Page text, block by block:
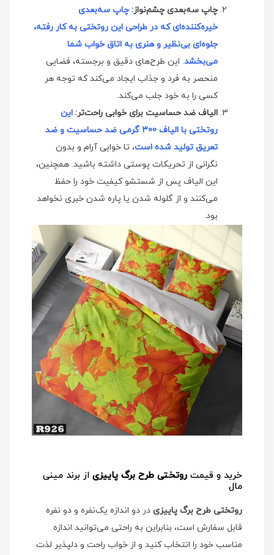
چاپ سه‌بعدی چشم‌نواز: چاپ سه‌بعدی
خیره‌کننده‌ای که در طراحی این روتختی به کار رفته،
جلوه‌ای بی‌نظیر و هنری به اتاق خواب شما
می‌بخشد. این طرح‌های دقیق و برجسته، فضایی
منحصر به فرد و جذاب ایجاد می‌کند که توجه هر
کسی را به خود جلب می‌کند.
الیاف ضد حساسیت برای خوابی راحت‌تر: این
روتختی با الیاف 300 گرمی ضد حساسیت و ضد
تعریق تولید شده است، تا خوابی آرام و بدون
نگرانی از تحریکات پوستی داشته باشید. همچنین،
این الیاف پس از شستشو کیفیت خود را حفظ
می‌کنند و از گلوله شدن یا پاره شدن خبری نخواهد
بود.
خرید و قیمت روتختی طرح برگ پاییزی از برند مینی
مال
روتختی طرح برگ پاییزی در دو اندازه یک‌نفره و دو نفره
قابل سفارش است، بنابراین به راحتی می‌توانید اندازه
مناسب خود را انتخاب کنید و از خواب راحت و دلپذیر لذت